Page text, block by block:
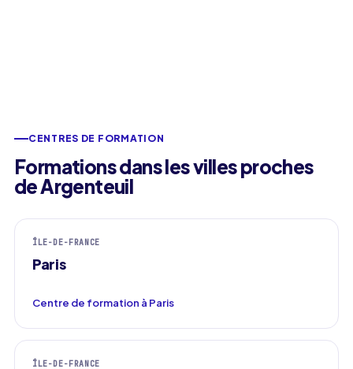
CENTRES DE FORMATION
Formations dans les villes proches
de Argenteuil
ÎLE-DE-FRANCE
Paris
Centre de formation à Paris
ÎLE-DE-FRANCE